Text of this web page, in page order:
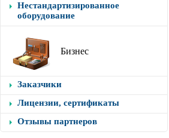
Нестандартизированное
оборудование
Бизнес
Заказчики
Лицензии, сертификаты
Отзывы партнеров